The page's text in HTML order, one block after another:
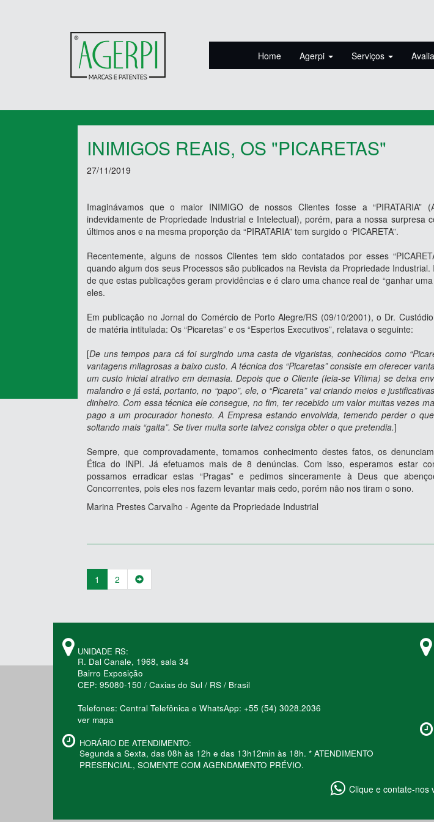
Home Agerpi Serviços
INIMIGOS REAIS, OS "PICARETAS"
27/11/2019
Imaginávamos que o maior INIMIGO de nossos Clientes fosse a “PIRATARIA”
indevidamente de Propriedade Industrial e Intelectual), porém, para a nossa surpresa
últimos anos e na mesma proporção da “PIRATARIA” tem surgido o ‘PICARETA”.
Recentemente, alguns de nossos Clientes tem sido contatados por esses
quando algum dos seus Processos são publicados na Revista da Propriedade
de que estas publicações geram providências e é claro uma chance real de “ganhar
eles.
Em publicação no Jornal do Comércio de Porto Alegre/RS (09/10/2001), o Dr.
de matéria intitulada: Os “Picaretas” e os “Espertos Executivos”, relatava o seguinte:
[De uns tempos para cá foi surgindo uma casta de vigaristas, conhecidos como
vantagens milagrosas a baixo custo. A técnica dos “Picaretas” consiste em oferecer
um custo inicial atrativo em demasia. Depois que o Cliente (leia-se Vítima) se deixa
malandro e já está, portanto, no “papo”, ele, o “Picareta” vai criando meios e
dinheiro. Com essa técnica ele consegue, no fim, ter recebido um valor muitas vezes
pago a um procurador honesto. A Empresa estando envolvida, temendo perder o
soltando mais “gaita”. Se tiver muita sorte talvez consiga obter o que pretendia.]
Sempre, que comprovadamente, tomamos conhecimento destes fatos, os
Ética do INPI. Já efetuamos mais de 8 denúncias. Com isso, esperamos estar
possamos erradicar estas “Pragas” e pedimos sinceramente à Deus que
Concorrentes, pois eles nos fazem levantar mais cedo, porém não nos tiram o sono.
Marina Prestes Carvalho - Agente da Propriedade Industrial
1 2
UNIDADE RS:
R. Dal Canale, 1968, sala 34
Bairro Exposição
CEP: 95080-150 / Caxias do Sul / RS / Brasil
Telefones: Central Telefônica e WhatsApp: +55 (54) 3028.2036
ver mapa
HORÁRIO DE ATENDIMENTO:
Segunda a Sexta, das 08h às 12h e das 13h12min às 18h. * ATENDIMENTO
PRESENCIAL, SOMENTE COM AGENDAMENTO PRÉVIO.
Clique e contate-nos